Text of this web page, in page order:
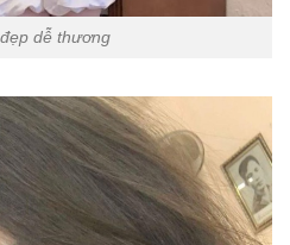
dễ thương